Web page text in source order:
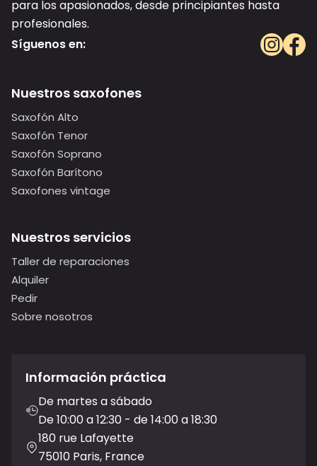
para los apasionados, desde principiantes hasta
profesionales.
Síguenos en:
Nuestros saxofones
Saxofón Alto
Saxofón Tenor
Saxofón Soprano
Saxofón Barítono
Saxofones vintage
Nuestros servicios
Taller de reparaciones
Alquiler
Pedir
Sobre nosotros
Información práctica
De martes a sábado
De 10:00 a 12:30 - de 14:00 a 18:30
180 rue Lafayette
75010 Paris, France